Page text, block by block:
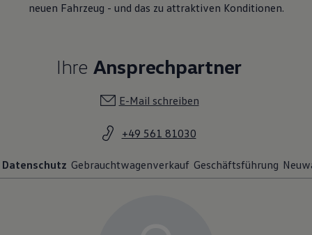
neuen Fahrzeug - und das zu attraktiven Konditionen.
Ihre Ansprechpartner
E-Mail schreiben
+49 561 81030
Datenschutz Gebrauchtwagenverkauf Geschäftsführung